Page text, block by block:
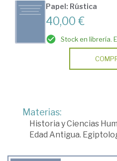
Papel: Rústica
40,00 €
Stock en librería.
Materias:
Historia y Ciencias
Edad Antigua.